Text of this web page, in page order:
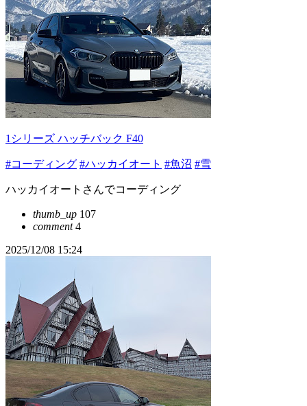
1シリーズ ハッチバック F40
#コーディング #ハッカイオート #魚沼 #雪
ハッカイオートさんでコーディング
thumb_up 107
comment4
2025/12/08 15:24